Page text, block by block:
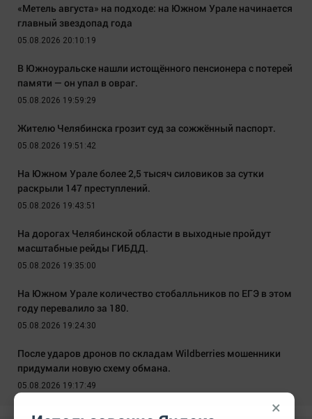
«Метель августа» на подходе: на Южном Урале начинается
главный звездопад года
05.08.2026 20:10:19
В Южноуральске нашли истощённого пенсионера с потерей
памяти — он упал в овраг.
05.08.2026 19:59:29
Жителю Челябинска грозит суд за сожжённый паспорт.
05.08.2026 19:51:42
На Южном Урале более 2,5 тысяч силовиков за сутки
раскрыли 147 преступлений.
05.08.2026 19:43:51
На дорогах Челябинской области в выходные пройдут
масштабные рейды ГИБДД.
05.08.2026 19:35:00
На Южном Урале количество стобалльников по ЕГЭ в этом
году перевалило за 180.
05.08.2026 19:24:30
После ударов дронов по складам Wildberries мошенники
придумали новую схему обмана.
05.08.2026 19:17:49
×